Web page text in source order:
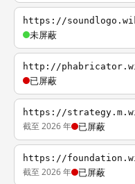
https://
未屏蔽
http://
已屏蔽
https://
截至 2026 年 已屏蔽
https://
截至 2026 年 已屏蔽